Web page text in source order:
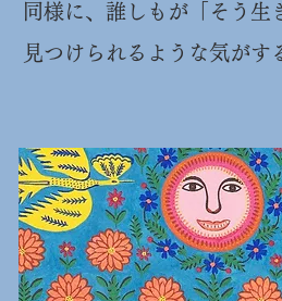
同様に、誰しもが「そう
見つけられるような気がす